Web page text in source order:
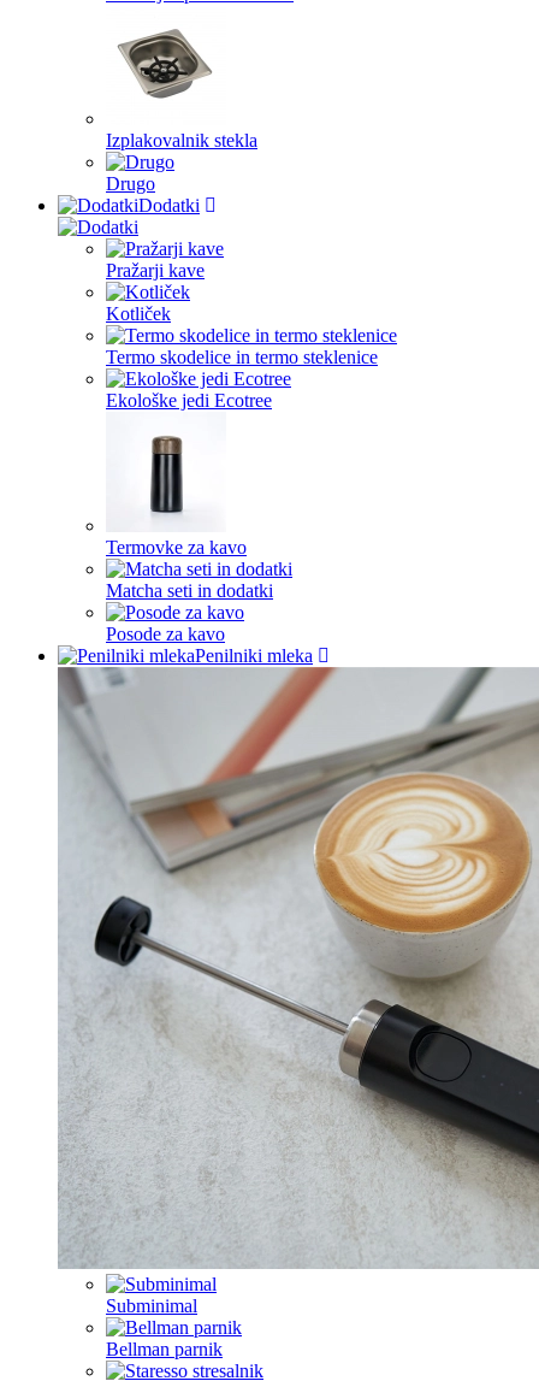
Izplakovalnik stekla
Drugo
Dodatki
Pražarji kave
Kotliček
Termo skodelice in termo steklenice
Ekološke jedi Ecotree
Termovke za kavo
Matcha seti in dodatki
Posode za kavo
Penilniki mleka
Subminimal
Bellman parnik